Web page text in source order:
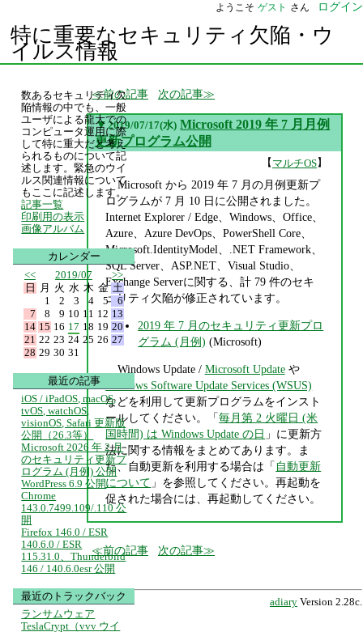
ようこそ ゲスト さん ログイン
特に重要なセキュリティ欠陥・ウ
イルス情報
前の記事 次の記事
▼ 2019/07/17(水) Microsoft 2019 年 7 月月例
更新プログラム公開
【マルチOS】
Microsoft から 2019 年 7 月の月例更新プ
ログラムが 7 月 10 日に公開されました。
Internet Explorer / Edge、Windows、Office、
Azure、Azure DevOps、PowerShell Core、
Microsoft.IdentityModel、.NET Framework、
SQL Server、ASP.NET、Visual Studio、
Exchange Serverに関する、計 79 件のセキ
ュリティ欠陥が修正されています。
2019 年 7 月のセキュリティ更新プロ
グラム (月例) (Microsoft)
Windows Update / Microsoft Updateや
Windows Software Update Services (WSUS)
などを利用して更新プログラムをインスト
ールしてください。「毎月第 2 火曜日 (米
国時間) は Windows Update の日 」に更新方
法に関する情報をまとめてあります。ま
た、自動更新を利用する場合は「 自動更新
について 」を参照してください。再起動を
促された場合には、再起動してください。
前の記事 次の記事
adiary Version 2.28c.
数あるセキュリティ欠
陥情報の中でも、一般
ユーザによる龍大での
コンピュータ運用に際
して特に重大だと考え
られるものについて記
述します。緊急のウイ
ルス関連情報について
もここに記述します。
記事一覧
印刷用の表示
画像アルバム
カレンダー
<<
2019/07
>>
日
月 火 水 木 金 土
1
2 3 4 5
6
7
8 9 10 11 12 13
14 15 16 17 18 19 20
21 22 23 24 25 26 27
28 29 30 31
最近の記事
iOS / iPadOS, macOS,
tvOS, watchOS,
visionOS, Safari 更新版
公開（26.3等）
Microsoft 2026 年 2 月
のセキュリティ更新プ
ログラム (月例) 公開
WordPress 6.9 公開
Chrome
143.0.7499.109/.110 公
開
Firefox 146.0 / ESR
140.6.0 / ESR
115.31.0、Thunderbird
146 / 140.6.0esr 公開
最近のトラックバック
ランサムウェア
TeslaCrypt（vvv ウイ